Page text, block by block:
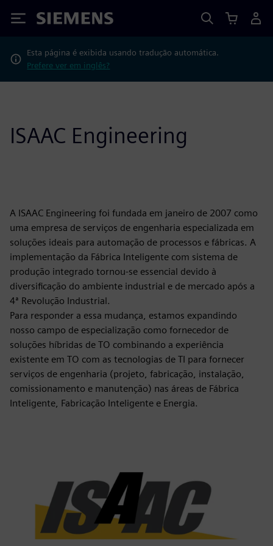
Siemens
Esta página é exibida usando tradução automática.
Prefere ver em inglês?
ISAAC Engineering
A ISAAC Engineering foi fundada em janeiro de 2007 como
uma empresa de serviços de engenharia especializada em
soluções ideais para automação de processos e fábricas. A
implementação da Fábrica Inteligente com sistema de
produção integrado tornou-se essencial devido à
diversificação do ambiente industrial e de mercado após a
4ª Revolução Industrial.
Para responder a essa mudança, estamos expandindo
nosso campo de especialização como fornecedor de
soluções híbridas de TO combinando a experiência
existente em TO com as tecnologias de TI para fornecer
serviços de engenharia (projeto, fabricação, instalação,
comissionamento e manutenção) nas áreas de Fábrica
Inteligente, Fabricação Inteligente e Energia.